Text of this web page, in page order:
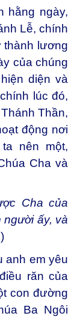
hằng ngày,
Lễ, chính
thành lương
của chúng
diện và
lúc đó,
Thần,
động nơi
nên một,
Cha và
Cha của
người ấy, và
anh em yêu
răn của
con đường
Ba Ngôi